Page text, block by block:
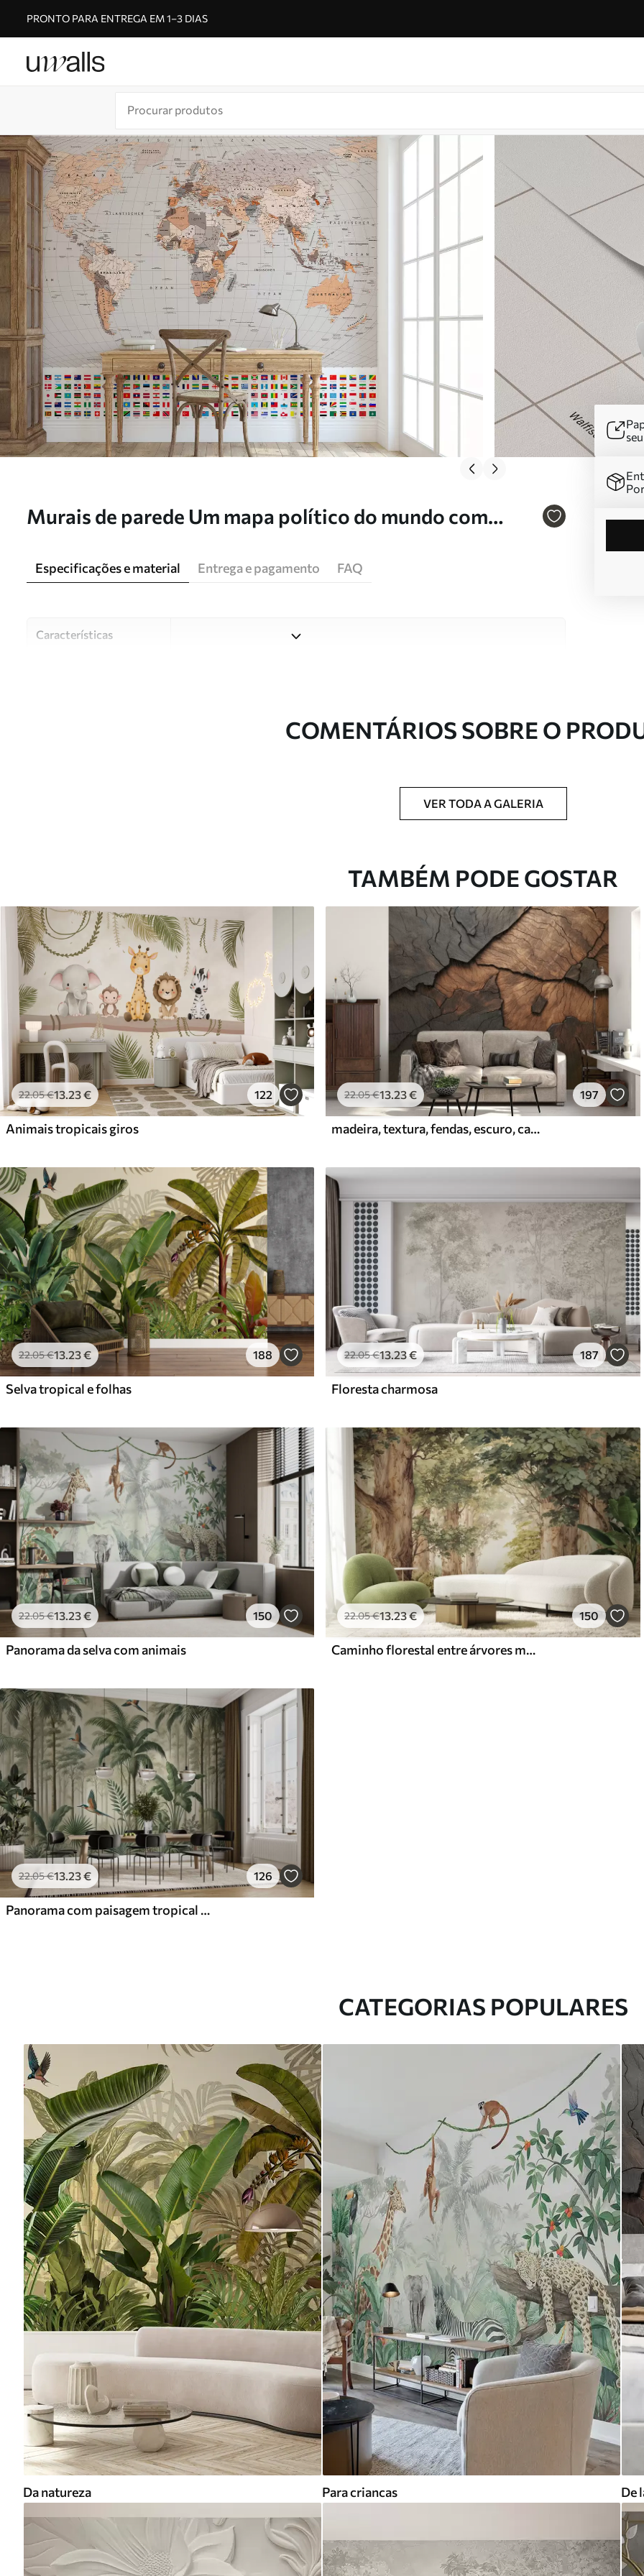
PRONTO PARA ENTREGA EM 1–3 DIAS
Murais de parede Um mapa político do mundo com
c00004dev2
Especificações e material Entrega e pagamento FAQ
Características
Estúdio de design Uwalls
Disponível com revestimento de verniz e/ou adesivo para papel de parede.
Limpeza
Pode ser limpo suavemente com uma esponja macia. Murais de parede
com revestimento de verniz podem ser limpos com água.
Método de aplicação Aplicação perfeita
Materiais disponíveis
Standard
45.00 27.00 /m²
Premium
56 .00 € /m²
Vinil Premium
65.0039.00€/m²
Peel and Stick
49.00€/m²
COMENTÁRIOS SOBRE O
VER TODA A GALERIA
TAMBÉM PODE GOSTAR
22.05€13.23€ 122
Animais tropicais giros
22.05€13 .23€ 197
madeira, textura, fendas, escuro, casca, superfície
22.05€13.23€ 188
Selva tropical e folhas
22.05€13.23€ 187
Floresta charmosa
22.05€13 .23€ 150
Panorama da selva com animais
22.05€13.23€ 150
Caminho florestal entre árvores majestosas em estilo aquarela
22.05€13.23€ 126
Panorama com paisagem tropical e aves
CATEGORIAS POPULARES
Da natureza Para criancas De